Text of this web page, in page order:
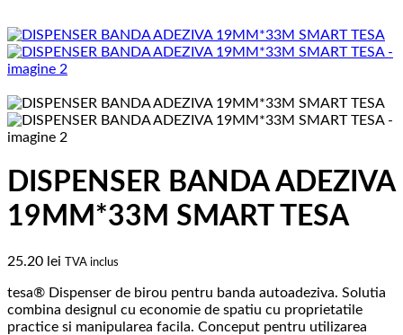
DISPENSER BANDA ADEZIVA
19MM*33M SMART TESA
25.20 lei TVA inclus
tesa® Dispenser de birou pentru banda autoadeziva. Solutia
combina designul cu economie de spatiu cu proprietatile
practice si manipularea facila. Conceput pentru utilizarea